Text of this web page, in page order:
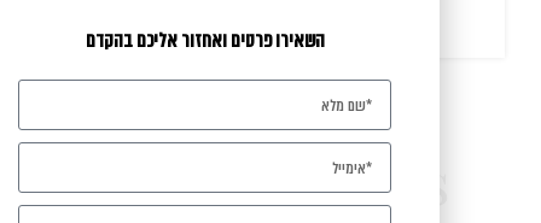
Latest Images
השאירו פרטים ואחזור אליכם בהקדם